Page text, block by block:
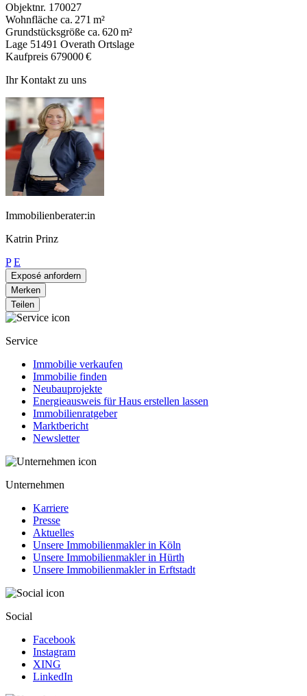
Objektnr. 170027
Wohnfläche ca. 271 m²
Grundstücksgröße ca. 620 m²
Lage 51491 Overath Ortslage
Kaufpreis 679000 €
Ihr Kontakt zu uns
Immobilienberater:in
Katrin Prinz
P E
Exposé anfordern
Merken
Teilen
Service
Immobilie verkaufen
Immobilie finden
Neubauprojekte
Energieausweis für Haus erstellen lassen
Immobilienratgeber
Marktbericht
Newsletter
Unternehmen
Karriere
Presse
Aktuelles
Unsere Immobilienmakler in Köln
Unsere Immobilienmakler in Hürth
Unsere Immobilienmakler in Erftstadt
Social
Facebook
Instagram
XING
LinkedIn